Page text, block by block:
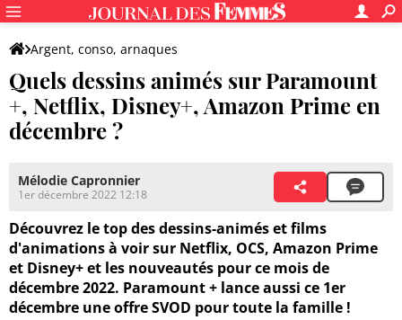
Argent, conso, arnaques
Quels dessins animés sur Paramount
+, Netflix, Disney+, Amazon Prime en
décembre ?
Mélodie Capronnier
1er décembre 2022 12:18
Découvrez le top des dessins-animés et films
d'animations à voir sur Netflix, OCS, Amazon Prime
et Disney+ et les nouveautés pour ce mois de
décembre 2022. Paramount + lance aussi ce 1er
décembre une offre SVOD pour toute la famille !